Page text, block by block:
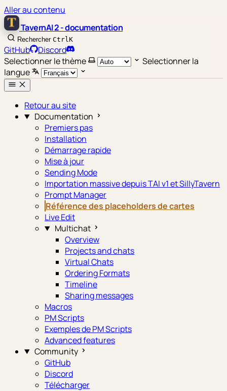
Aller au contenu
TavernAI 2 - documentation
Rechercher CtrlK
GitHub
Discord
Selectionner le thème
Selectionner la
langue
Retour au site
Documentation
Premiers pas
Installation
Démarrage rapide
Mise à jour
Sending Mode
Importation massive depuis TAI v1 et SillyTavern
Prompt Manager
Référence des placeholders de cartes
Live Edit
Multichat
Overview
Projects and chats
Virtual Chats
Ordering Formats
Timeline
Sharing messages
Macros
PM Scripts
Exemples de PM Scripts
Advanced features
Community
GitHub
Discord
Télécharger